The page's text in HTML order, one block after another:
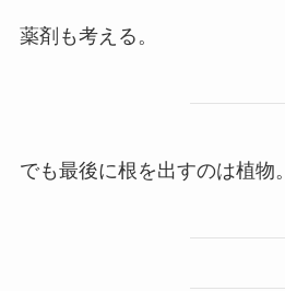
薬剤も考える。
でも最後に根を出すのは植物。